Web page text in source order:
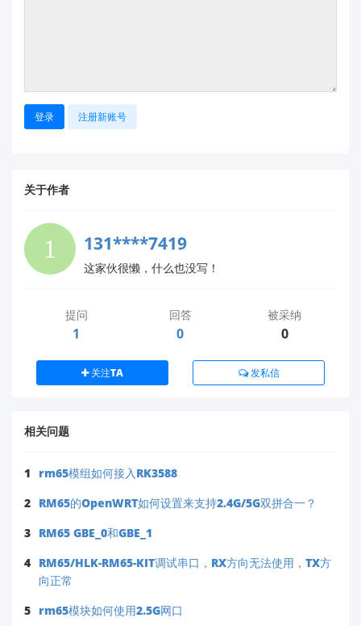
登录 注册新账号
关于作者
131****7419
这家伙很懒，什么也没写！
提问
1
回答
0
被采纳
0
关注TA 发私信
相关问题
1
rm65模组如何接入RK3588
2 RM65的OpenWRT如何设置来支持2.4G/5G双拼合一？
3 RM65 GBE_0和GBE_1
4 RM65/HLK-RM65-KIT调试串口，RX方向无法使用，TX方
向正常
5 rm65模块如何使用2.5G网口